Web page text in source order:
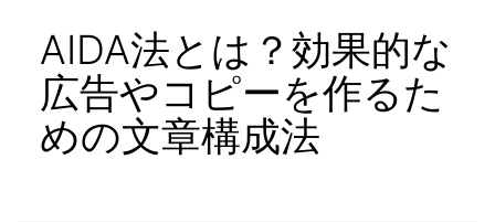
AIDA法とは？効果的な
広告やコピーを作るた
めの文章構成法